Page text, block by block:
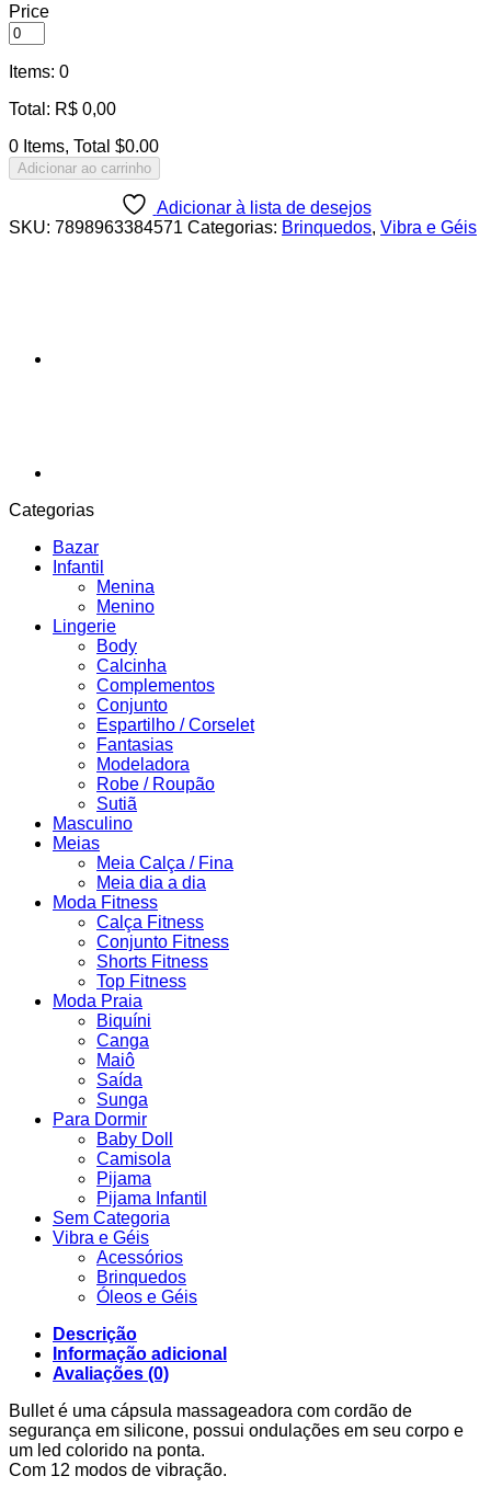
Price
Items: 0
Total : R$ 0,00
0 Items, Total $0.00
Adicionar ao carrinho
Adicionar à lista de desejos
SKU: 7898963384571 Categorias: Brinquedos, Vibra e Géis
Categorias
Bazar
Infantil
Menina
Menino
Lingerie
Body
Calcinha
Complementos
Conjunto
Espartilho / Corselet
Fantasias
Modeladora
Robe / Roupão
Sutiã
Masculino
Meias
Meia Calça / Fina
Meia dia a dia
Moda Fitness
Calça Fitness
Conjunto Fitness
Shorts Fitness
Top Fitness
Moda Praia
Biquíni
Canga
Maiô
Saída
Sunga
Para Dormir
Baby Doll
Camisola
Pijama
Pijama Infantil
Sem Categoria
Vibra e Géis
Acessórios
Brinquedos
Óleos e Géis
Descrição
Informação adicional
Avaliações (0)
Bullet é uma cápsula massageadora com cordão de
segurança em silicone, possui ondulações em seu corpo e
um led colorido na ponta.
Com 12 modos de vibração.